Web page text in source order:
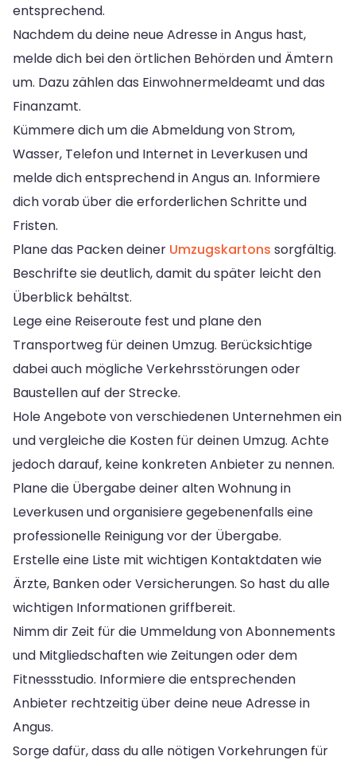
entsprechend.
Nachdem du deine neue Adresse in Angus hast,
melde dich bei den örtlichen Behörden und Ämtern
um. Dazu zählen das Einwohnermeldeamt und das
Finanzamt.
Kümmere dich um die Abmeldung von Strom,
Wasser, Telefon und Internet in Leverkusen und
melde dich entsprechend in Angus an. Informiere
dich vorab über die erforderlichen Schritte und
Fristen.
Plane das Packen deiner Umzugskartons sorgfältig.
Beschrifte sie deutlich, damit du später leicht den
Überblick behältst.
Lege eine Reiseroute fest und plane den
Transportweg für deinen Umzug. Berücksichtige
dabei auch mögliche Verkehrsstörungen oder
Baustellen auf der Strecke.
Hole Angebote von verschiedenen Unternehmen ein
und vergleiche die Kosten für deinen Umzug. Achte
jedoch darauf, keine konkreten Anbieter zu nennen.
Plane die Übergabe deiner alten Wohnung in
Leverkusen und organisiere gegebenenfalls eine
professionelle Reinigung vor der Übergabe.
Erstelle eine Liste mit wichtigen Kontaktdaten wie
Ärzte, Banken oder Versicherungen. So hast du alle
wichtigen Informationen griffbereit.
Nimm dir Zeit für die Ummeldung von Abonnements
und Mitgliedschaften wie Zeitungen oder dem
Fitnessstudio. Informiere die entsprechenden
Anbieter rechtzeitig über deine neue Adresse in
Angus.
Sorge dafür, dass du alle nötigen Vorkehrungen für